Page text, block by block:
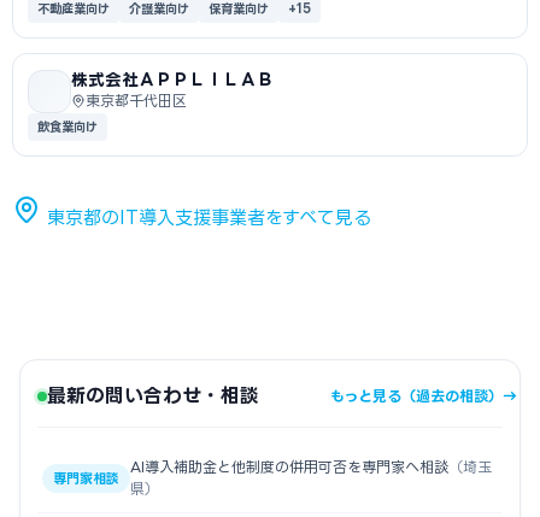
不動産業向け 介護業向け 保育業向け +15
株式会社ＡＰＰＬＩＬＡＢ
東京都千代田区
飲食業向け
東京都のIT導入支援事業者をすべて見る
最新の問い合わせ・相談 もっと見る（過去の相談）→
専門家相談
AI導入補助金と他制度の併用可否を専門家へ相談 （埼玉
県）